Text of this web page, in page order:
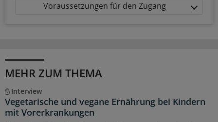
Voraussetzungen für den Zugang
MEHR ZUM THEMA
Interview
Vegetarische und vegane Ernährung bei Kindern
mit Vorerkrankungen